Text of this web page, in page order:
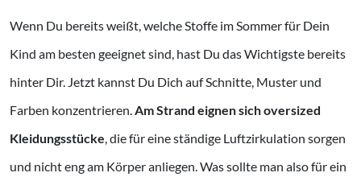
Wenn Du bereits weißt, welche Stoffe im Sommer für Dein
Kind am besten geeignet sind, hast Du das Wichtigste bereits
hinter Dir. Jetzt kannst Du Dich auf Schnitte, Muster und
Farben konzentrieren.Am Strand eignen sich oversized
Kleidungsstücke, die für eine ständige Luftzirkulation sorgen
und nicht eng am Körper anliegen. Was sollte man also für ein